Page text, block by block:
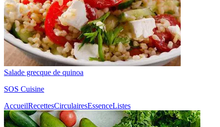
Salade grecque de quinoa
SOS Cuisine
AccueilRecettesCirculairesEssenceListes